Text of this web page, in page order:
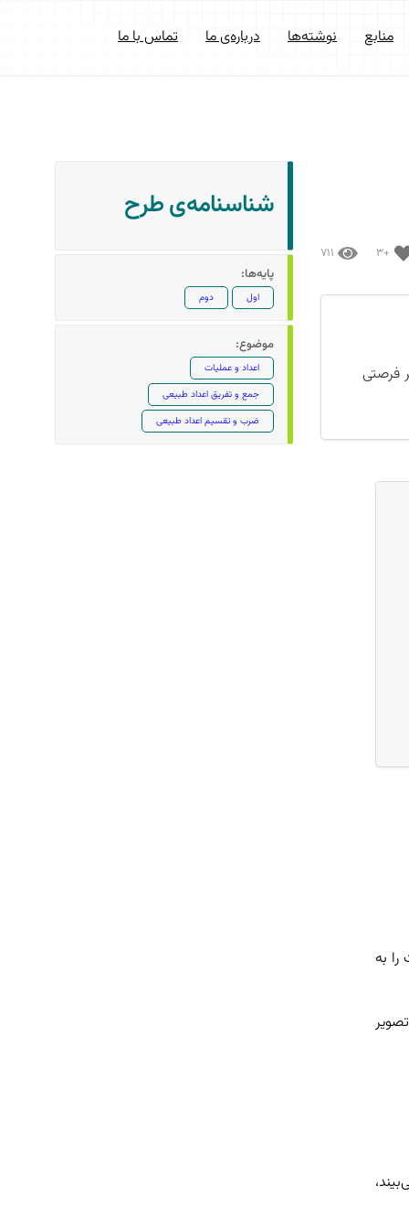
منابع نوشته‌ها درباره‌ی ما تماس با ما
+۳ ۷۱۱
فرصتی
را به
شناسنامه‌ی طرح
پایه‌ها:
اول دوم
موضوع:
اعداد و عملیات
جمع و تفریق اعداد طبیعی
ضرب و تقسیم اعداد طبیعی